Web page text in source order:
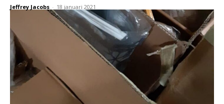
Jeffrey Jacobs - 18 januari 2021